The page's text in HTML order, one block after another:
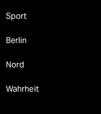
Sport
Berlin
Nord
Wahrheit